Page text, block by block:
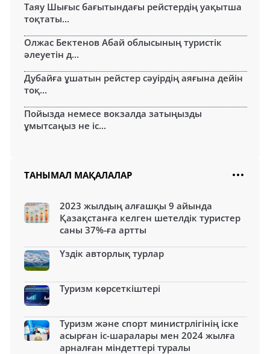
Таяу Шығыс бағытындағы рейстердің уақытша
тоқтаты...
Олжас Бектенов Абай облысының туристік
әлеуетін д...
Дубайға ұшатын рейстер сәуірдің аяғына дейін
тоқ...
Пойызда немесе вокзалда затыңызды
ұмытсаңыз не іс...
ТАНЫМАЛ МАҚАЛАЛАР
2023 жылдың алғашқы 9 айында
Қазақстанға келген шетелдік туристер
саны 37%-ға артты
Үздік авторлық турлар
Туризм көрсеткіштері
Туризм және спорт министрлігінің іске
асырған іс-шаралары мен 2024 жылға
арналған міндеттері туралы